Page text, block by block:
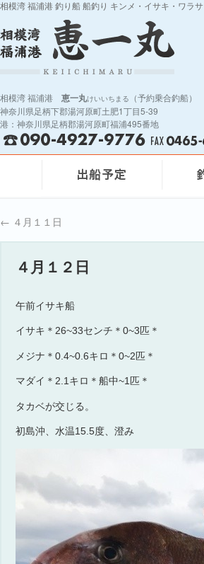
相模湾 福浦港 釣り船 船釣り キンメ・イサキ・ワラ
相模湾 福浦港 恵一丸けいいちまる
（予約乗合釣船）
神奈川県足柄下郡湯河原町土肥1丁目5-39
港：神奈川県足柄郡湯河原町福浦495番地
← ４月１１日
４月１２日
午前イサキ船
イサキ＊26~33センチ＊0~3匹＊
メジナ＊0.4~0.6キロ＊0~2匹＊
マダイ＊2.1キロ＊船中~1匹＊
タカベが交じる。
初島沖、水温15.5度、澄み